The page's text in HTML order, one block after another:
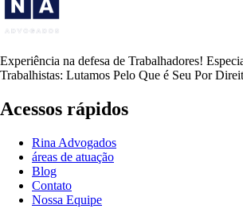
Experiência na defesa de Trabalhadores!
Trabalhistas: Lutamos Pelo Que é Seu Por
Acessos rápidos
Rina Advogados
áreas de atuação
Blog
Contato
Nossa Equipe